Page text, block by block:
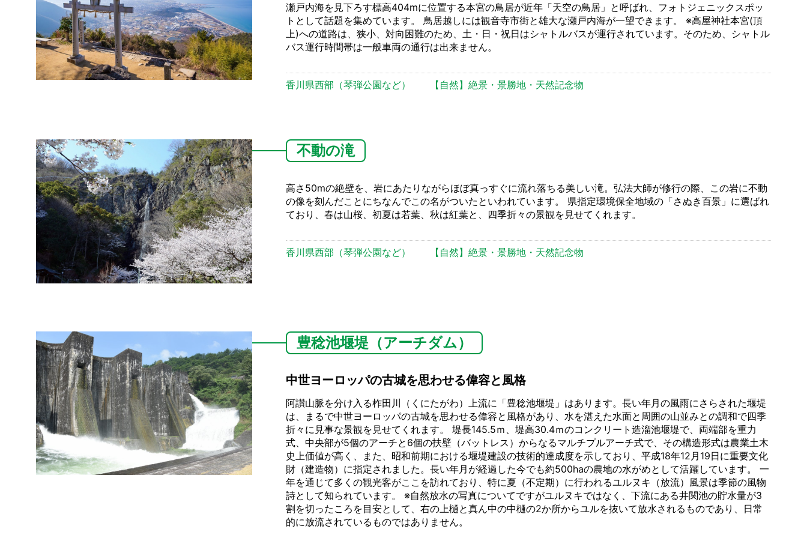
瀬戸内海を見下ろす標高404mに位置する本宮の鳥居が近年「天空の鳥居」と呼ばれ、フォトジェニックスポッ
トとして話題を集めています。 鳥居越しには観音寺市街と雄大な瀬戸内海が一望できます。 ※高屋神社本宮(頂
上)への道路は、狭小、対向困難のため、土・日・祝日はシャトルバスが運行されています。そのため、シャトル
バス運行時間帯は一般車両の通行は出来ません。
香川県西部（琴弾公園など） 【自然】絶景・景勝地・天然記念物
不動の滝
高さ50mの絶壁を、岩にあたりながらほぼ真っすぐに流れ落ちる美しい滝。弘法大師が修行の際、この岩に不動
の像を刻んだことにちなんでこの名がついたといわれています。 県指定環境保全地域の「さぬき百景」に選ばれ
ており、春は山桜、初夏は若葉、秋は紅葉と、四季折々の景観を見せてくれます。
香川県西部（琴弾公園など） 【自然】絶景・景勝地・天然記念物
豊稔池堰堤（アーチダム）
中世ヨーロッパの古城を思わせる偉容と風格
阿讃山脈を分け入る柞田川（くにたがわ）上流に「豊稔池堰堤」はあります。長い年月の風雨にさらされた堰堤
は、まるで中世ヨーロッパの古城を思わせる偉容と風格があり、水を湛えた水面と周囲の山並みとの調和で四季
折々に見事な景観を見せてくれます。 堤長145.5ｍ、堤高30.4ｍのコンクリート造溜池堰堤で、両端部を重力
式、中央部が5個のアーチと6個の扶壁（バットレス）からなるマルチプルアーチ式で、その構造形式は農業土木
史上価値が高く、また、昭和前期における堰堤建設の技術的達成度を示しており、平成18年12月19日に重要文化
財（建造物）に指定されました。長い年月が経過した今でも約500haの農地の水がめとして活躍しています。 一
年を通じて多くの観光客がここを訪れており、特に夏（不定期）に行われるユルヌキ（放流）風景は季節の風物
詩として知られています。 ※自然放水の写真についてですがユルヌキではなく、下流にある井関池の貯水量が3
割を切ったころを目安として、右の上樋と真ん中の中樋の2か所からユルを抜いて放水されるものであり、日常
的に放流されているものではありません。